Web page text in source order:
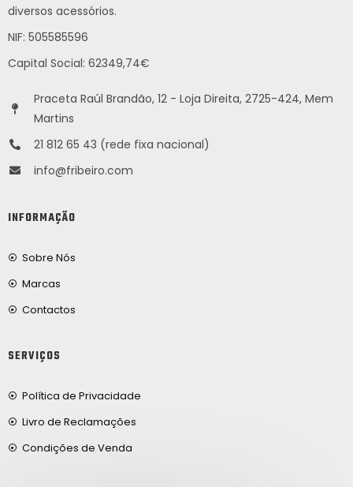
diversos acessórios.
NIF: 505585596
Capital Social: 62349,74€
Praceta Raúl Brandão, 12 - Loja Direita, 2725-424, Mem
Martins
21 812 65 43 (rede fixa nacional)
info@fribeiro.com
INFORMAÇÃO
Sobre Nós
Marcas
Contactos
SERVIÇOS
Política de Privacidade
Livro de Reclamações
Condições de Venda